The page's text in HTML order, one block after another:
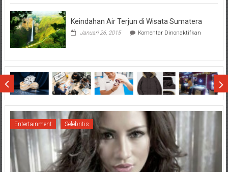
Beny
Keindahan Air Terjun di Wisata Sumatera
Januari 26, 2015 Komentar Dinonaktifkanpada
di
Wisata
Sumatera
Entertainment Selebritis